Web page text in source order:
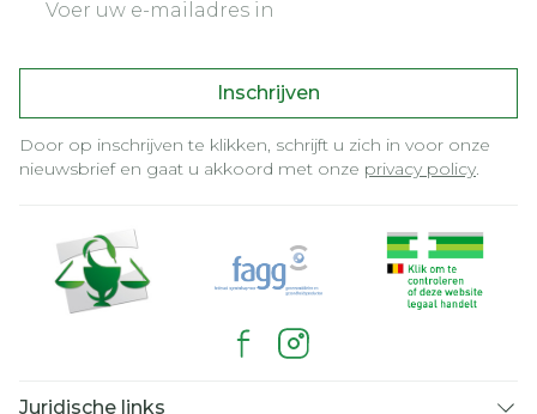
Inschrijven
Door op inschrijven te klikken, schrijft u zich in voor onze
nieuwsbrief en gaat u akkoord met onze privacy policy.
Juridische links